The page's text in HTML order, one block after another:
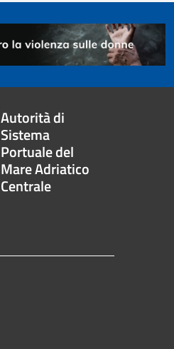
Autorità di
Sistema
Portuale del
Mare Adriatico
Centrale